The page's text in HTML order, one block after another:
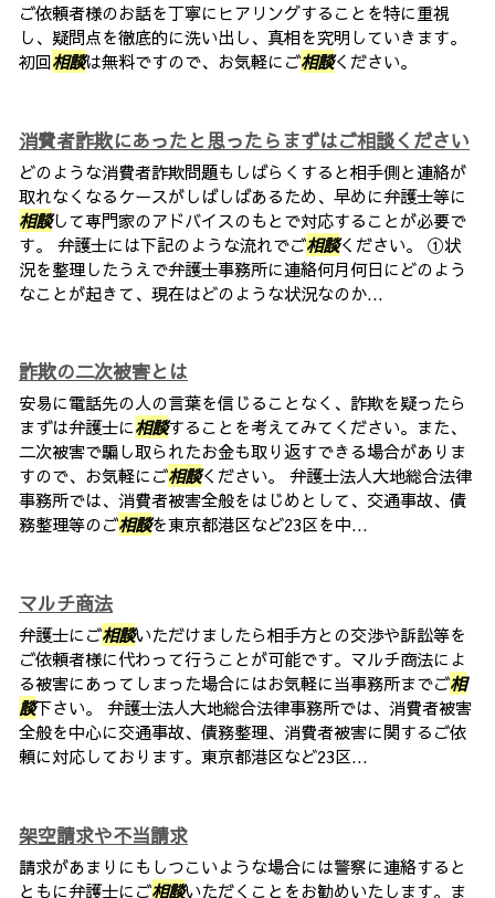
ご依頼者様のお話を丁寧にヒアリングすることを特に重視
し、疑問点を徹底的に洗い出し、真相を究明していきます。
初回相談は無料ですので、お気軽にご相談ください。
消費者詐欺にあったと思ったらまずはご相談ください
どのような消費者詐欺問題もしばらくすると相手側と連絡が
取れなくなるケースがしばしばあるため、早めに弁護士等に
相談して専門家のアドバイスのもとで対応することが必要で
す。 弁護士には下記のような流れでご相談ください。 ①状
況を整理したうえで弁護士事務所に連絡何月何日にどのよう
なことが起きて、現在はどのような状況なのか...
詐欺の二次被害とは
安易に電話先の人の言葉を信じることなく、詐欺を疑ったら
まずは弁護士に相談することを考えてみてください。また、
二次被害で騙し取られたお金も取り返すできる場合がありま
すので、お気軽にご相談ください。 弁護士法人大地総合法律
事務所では、消費者被害全般をはじめとして、交通事故、債
務整理等のご相談を東京都港区など23区を中...
マルチ商法
弁護士にご相談いただけましたら相手方との交渉や訴訟等を
ご依頼者様に代わって行うことが可能です。マルチ商法によ
る被害にあってしまった場合にはお気軽に当事務所までご相
談下さい。 弁護士法人大地総合法律事務所では、消費者被害
全般を中心に交通事故、債務整理、消費者被害に関するご依
頼に対応しております。東京都港区など23区...
架空請求や不当請求
請求があまりにもしつこいような場合には警察に連絡すると
ともに弁護士にご相談いただくことをお勧めいたします。ま